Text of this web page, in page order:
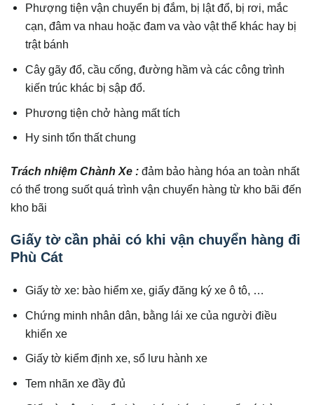
Phượng tiện vận chuyển bị đắm, bị lật đổ, bị rơi, mắc
cạn, đâm va nhau hoặc đam va vào vật thể khác hay bị
trật bánh
Cây gãy đổ, cầu cống, đường hầm và các công trình
kiến trúc khác bị sập đổ.
Phương tiện chở hàng mất tích
Hy sinh tổn thất chung
Trách nhiệm Chành Xe : đảm bảo hàng hóa an toàn nhất
có thể trong suốt quá trình vận chuyển hàng từ kho bãi đến
kho bãi
Giấy tờ cần phải có khi vận chuyển hàng đi
Phù Cát
Giấy tờ xe: bào hiểm xe, giấy đăng ký xe ô tô, …
Chứng minh nhân dân, bằng lái xe của người điều
khiển xe
Giấy tờ kiểm định xe, sổ lưu hành xe
Tem nhãn xe đầy đủ